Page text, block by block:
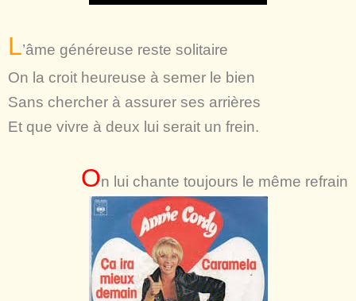
L’âme généreuse reste solitaire
On la croit heureuse à semer le bien
Sans chercher à assurer ses arrières
Et que vivre à deux lui serait un frein.
On lui chante toujours le même refrain